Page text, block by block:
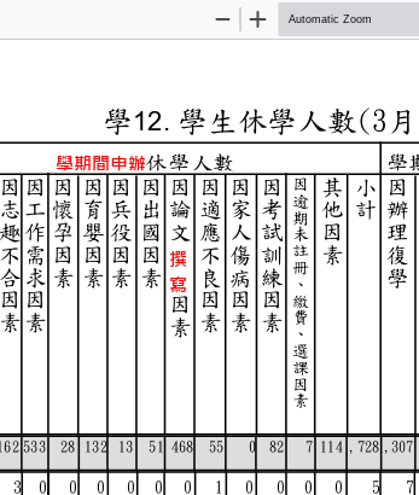
Zoom
Zoom
學12.學生休學人
(3
學期間申辦休學人數
因
工
作
需
求
因
素
因
懷
孕
因
素
其
他
因
素
因
辦
理
復
學
小
計
因
育
嬰
因
素
因
志
趣
不
合
因
素
因
兵
役
因
素
因
出
國
因
素
因
論
文
撰
寫
因
素
因
適
應
不
良
因
素
因
家
人
傷
病
因
素
因
考
試
訓
練
因
素
因
逾
期
未
註
冊
、
繳
費
、
選
課
因
素
1,728
114
533 132
28
162 13 51 468
55 0 82 7
0 0 5
0
0 7
3 0 0 0 1 0 0 0